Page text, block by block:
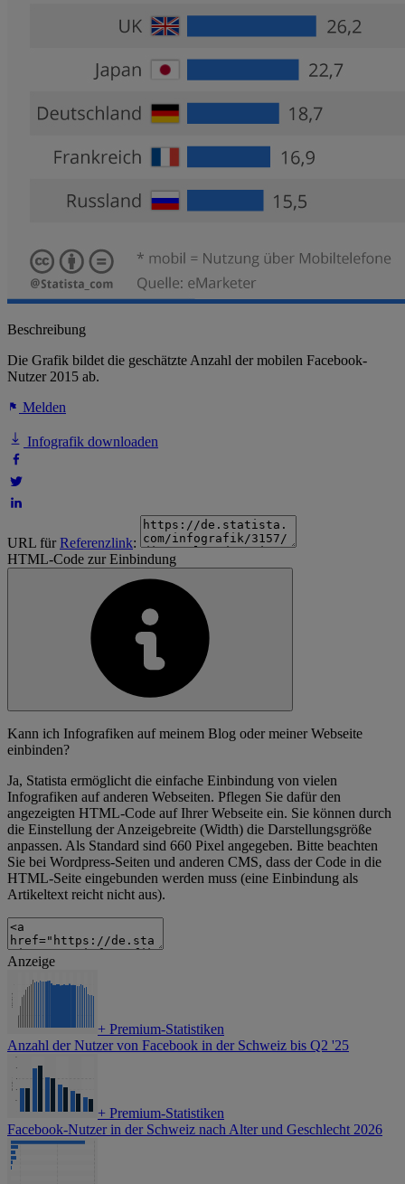
Beschreibung
Die Grafik bildet die geschätzte Anzahl der mobilen Facebook-
Nutzer 2015 ab.
Melden
Infografik downloaden
URL fürReferenzlink:
HTML-Code zur Einbindung
Kann ich Infografiken auf meinem Blog oder meiner Webseite
einbinden?
Ja, Statista ermöglicht die einfache Einbindung von vielen
Infografiken auf anderen Webseiten. Pflegen Sie dafür den
angezeigten HTML-Code auf Ihrer Webseite ein. Sie können durch
die Einstellung der Anzeigebreite (Width) die Darstellungsgröße
anpassen. Als Standard sind 660 Pixel angegeben. Bitte beachten
Sie bei Wordpress-Seiten und anderen CMS, dass der Code in die
HTML-Seite eingebunden werden muss (eine Einbindung als
Artikeltext reicht nicht aus).
Anzeige
+ Premium-Statistiken
Anzahl der Nutzer von Facebook in der Schweiz bis Q2 '25
+ Premium-Statistiken
Facebook-Nutzer in der Schweiz nach Alter und Geschlecht 2026